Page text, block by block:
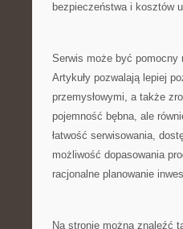
bezpieczeństwa i kosztów
Serwis może być pomocny
Artykuły pozwalają lepiej
przemysłowymi, a także
pojemność bębna, ale
łatwość serwisowania,
możliwość dopasowania
racjonalne planowanie
Na stronie można znaleźć